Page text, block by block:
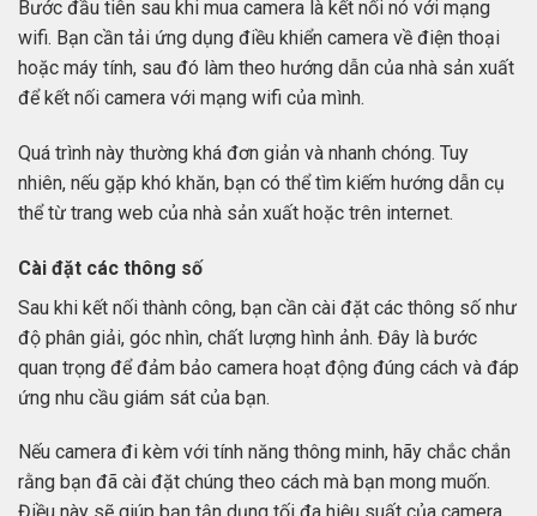
Bước đầu tiên sau khi mua camera là kết nối nó với mạng
wifi. Bạn cần tải ứng dụng điều khiển camera về điện thoại
hoặc máy tính, sau đó làm theo hướng dẫn của nhà sản xuất
để kết nối camera với mạng wifi của mình.
Quá trình này thường khá đơn giản và nhanh chóng. Tuy
nhiên, nếu gặp khó khăn, bạn có thể tìm kiếm hướng dẫn cụ
thể từ trang web của nhà sản xuất hoặc trên internet.
Cài đặt các thông số
Sau khi kết nối thành công, bạn cần cài đặt các thông số như
độ phân giải, góc nhìn, chất lượng hình ảnh. Đây là bước
quan trọng để đảm bảo camera hoạt động đúng cách và đáp
ứng nhu cầu giám sát của bạn.
Nếu camera đi kèm với tính năng thông minh, hãy chắc chắn
rằng bạn đã cài đặt chúng theo cách mà bạn mong muốn.